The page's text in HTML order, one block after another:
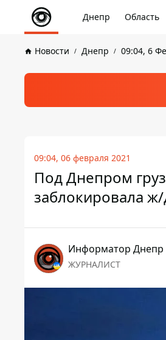
Днепр Область
Новости Днепр 09:04, 6
09:04, 06 февраля 2021
Под Днепром
заблокировала
Информатор Днепр
ЖУРНАЛИСТ